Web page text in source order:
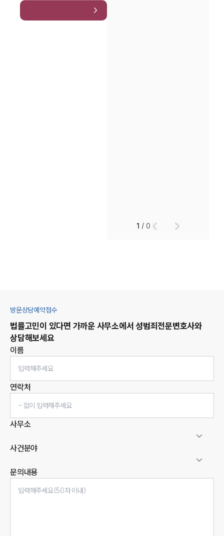
1 /0
방문상담예약접수
법률고민이 있다면 가까운 사무소에서 성범죄전문변호사와
상담해보세요
이름
연락처
사무소
사건분야
문의내용